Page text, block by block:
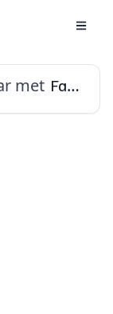
met Familjen Grotesk